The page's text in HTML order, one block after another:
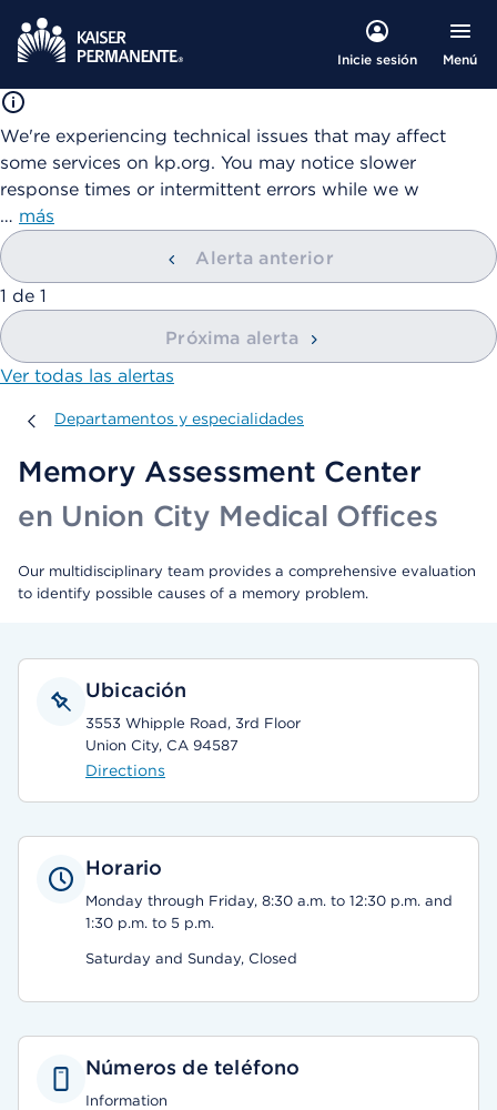
Inicie sesión Menú
We're experiencing technical issues that may affect
some services on kp.org. You may notice slower
response times or intermittent errors while we w
… más
Alerta anterior
mostrando
1 de 1
Próxima alerta
Ver todas las alertas
Departamentos y especialidades
Departamentos y especialidades
Memory Assessment Center
en Union City Medical Offices
Our multidisciplinary team provides a comprehensive evaluation
to identify possible causes of a memory problem.
Ubicación
3553 Whipple Road, 3rd Floor
Union City, CA 94587
Directions
Horario
Monday through Friday, 8:30 a.m. to 12:30 p.m. and
1:30 p.m. to 5 p.m.
Saturday and Sunday, Closed
Números de teléfono
Information